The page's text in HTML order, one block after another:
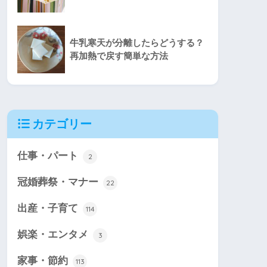
牛乳寒天が分離したらどうする？
再加熱で戻す簡単な方法
カテゴリー
仕事・パート 2
冠婚葬祭・マナー 22
出産・子育て 114
娯楽・エンタメ 3
家事・節約 113